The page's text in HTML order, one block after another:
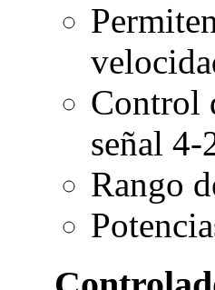
Control
señal
Rango